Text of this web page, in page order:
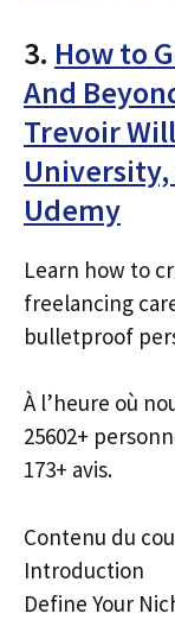
3. How to
And
Trevoir
University,
Udemy
Learn how to
freelancing
bulletproof
À l’heure où
25602+
173+ avis.
Contenu du
Introduction
Define Your